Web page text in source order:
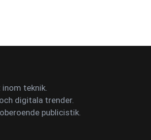
teknik.
digitala trender.
publicistik.